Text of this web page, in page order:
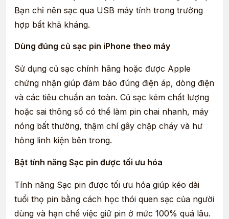
Bạn chỉ nên sạc qua USB máy tính trong trường
hợp bất khả kháng.
Dùng đúng củ sạc pin iPhone theo máy
Sử dụng củ sạc chính hãng hoặc được Apple
chứng nhận giúp đảm bảo đúng điện áp, dòng điện
và các tiêu chuẩn an toàn. Củ sạc kém chất lượng
hoặc sai thông số có thể làm pin chai nhanh, máy
nóng bất thường, thậm chí gây chập cháy và hư
hỏng linh kiện bên trong.
Bật tính năng Sạc pin được tối ưu hóa
Tính năng Sạc pin được tối ưu hóa giúp kéo dài
tuổi thọ pin bằng cách học thói quen sạc của người
dùng và hạn chế việc giữ pin ở mức 100% quá lâu.